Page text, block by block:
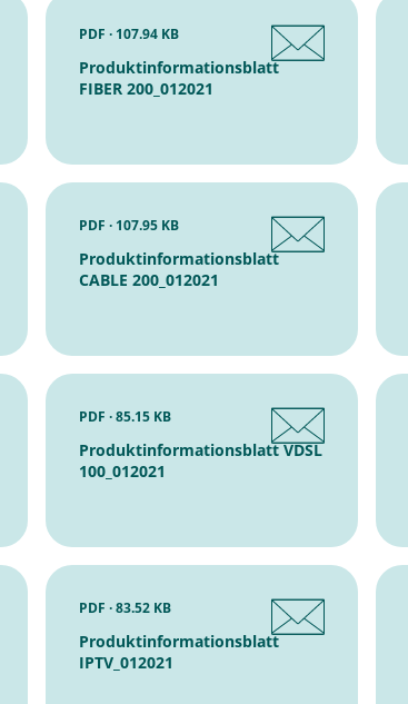
Produktinformationsblatt
FIBER 200_012021
PDF · 107.94 KB
Produktinformationsblatt
CABLE 200_012021
PDF · 107.95 KB
Produktinformationsblatt VDSL
100_012021
PDF · 85.15 KB
Produktinformationsblatt
IPTV_012021
PDF · 83.52 KB